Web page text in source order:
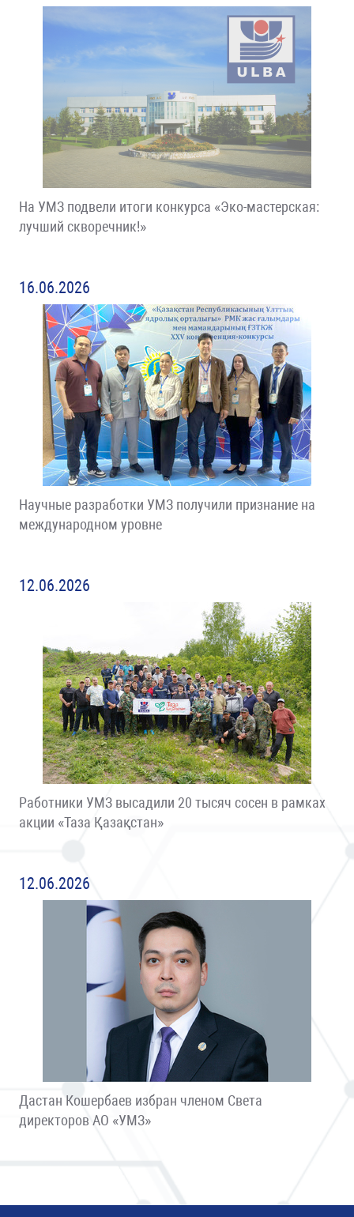
На УМЗ подвели итоги конкурса «Эко-мастерская:
лучший скворечник!»
16.06.2026
Научные разработки УМЗ получили признание на
международном уровне
12.06.2026
Работники УМЗ высадили 20 тысяч сосен в рамках
акции «Таза Қазақстан»
12.06.2026
Дастан Кошербаев избран членом Света
директоров АО «УМЗ»